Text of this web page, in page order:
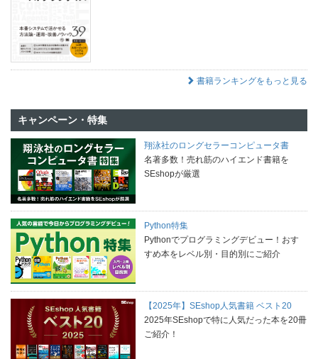
書籍ランキングをもっと見る
キャンペーン・特集
翔泳社のロングセラーコンピュータ書
名著多数！売れ筋のハイエンド書籍を
SEshopが厳選
Python特集
Pythonでプログラミングデビュー！おす
すめ本をレベル別・目的別にご紹介
【2025年】SEshop人気書籍 ベスト20
2025年SEshopで特に人気だった本を20冊
ご紹介！